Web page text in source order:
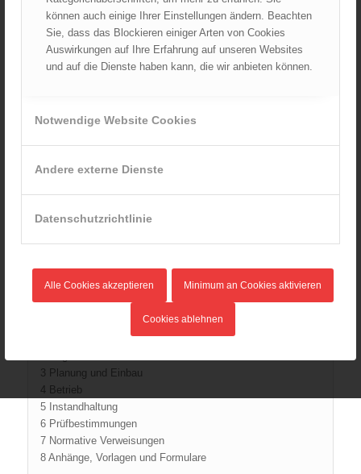
können auch einige Ihrer Einstellungen ändern. Beachten
Sie, dass das Blockieren einiger Arten von Cookies
Auswirkungen auf Ihre Erfahrung auf unseren Websites
und auf die Dienste haben kann, die wir anbieten können.
Notwendige Website Cookies
Andere externe Dienste
Datenschutzrichtlinie
Alle Cookies akzeptieren Minimum an Cookies aktivieren
Cookies ablehnen
Wohnbereichen, Beherbergungsbetrieben mit bis zu 30
Gästebetten, Kindergärten und ähnliche Nutzungen
aufgrund der landesgesetzlichen Bestimmungen
verpflichtend.
der Europäischen Kommission und der Europäischen
Freihandelszone im Rahmen der EU-
Bauprodukt „Rauchwarnmelder“. Grundsätzlich dürfen nur
Im CEN/TC 72 wurde beschlossen, dass die
Instandhaltung jeweils national festgelegt werden können.
Inhaltsverzeichnis:
1 Anwendungsbereich
3 Planung und Einbau
4 Betrieb
5 Instandhaltung
6 Prüfbestimmungen
7 Normative Verweisungen
8 Anhänge, Vorlagen und Formulare